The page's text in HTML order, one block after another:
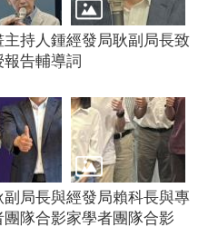
主持人鍾
報告輔導
經發局耿副局長致
詞
副局長與
團隊合影
經發局賴科長與專
家學者團隊合影